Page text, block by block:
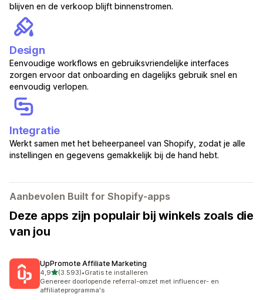
blijven en de verkoop blijft binnenstromen.
Design
Eenvoudige workflows en gebruiksvriendelijke interfaces
zorgen ervoor dat onboarding en dagelijks gebruik snel en
eenvoudig verlopen.
Integratie
Werkt samen met het beheerpaneel van Shopify, zodat je alle
instellingen en gegevens gemakkelijk bij de hand hebt.
Aanbevolen Built for Shopify-apps
Deze apps zijn populair bij winkels zoals die
van jou
UpPromote Affiliate Marketing
4,9van 5 sterren
(3.593)
3593 recensies in totaal
•Gratis te installeren
Genereer doorlopende referral-omzet met influencer- en
affiliateprogramma's